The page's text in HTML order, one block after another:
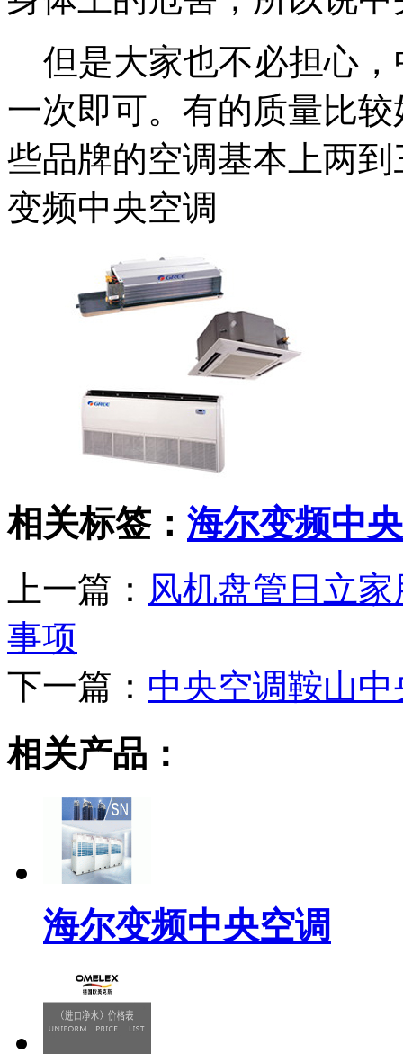
但是大家也不必担心，
一次即可。有的质量比
些品牌的空调基本上两
变频中央空调
相关标签： 海尔变频中
上一篇： 风机盘管日立
事项
下一篇： 中央空调鞍山
相关产品：
海尔变频中央空调